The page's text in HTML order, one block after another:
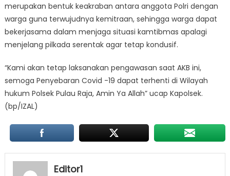
merupakan bentuk keakraban antara anggota Polri dengan
warga guna terwujudnya kemitraan, sehingga warga dapat
bekerjasama dalam menjaga situasi kamtibmas apalagi
menjelang pilkada serentak agar tetap kondusif.
“Kami akan tetap laksanakan pengawasan saat AKB ini,
semoga Penyebaran Covid -19 dapat terhenti di Wilayah
hukum Polsek Pulau Raja, Amin Ya Allah” ucap Kapolsek.
(bp/IZAL)
Editor1